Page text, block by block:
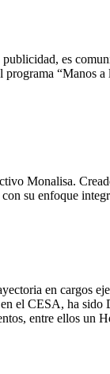
es
“Manos
Monalisa.
su enfoque
en
el CESA, ha
entre ellos un